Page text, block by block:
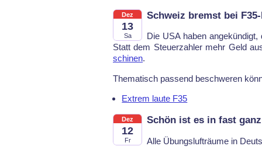
Dez
13
Sa
Schweiz bremst bei
Die USA ha­ben
Statt dem Steu­er­zah­ler mehr Geld
schi­nen.
The­ma­tisch pas­send be­schwe­ren
Extrem laute F35
Dez
12
Fr
Schön ist es in fast
Al­le Übungs­luft­räu­me in